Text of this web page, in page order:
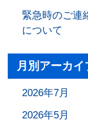
緊急時のご連
について
月別アーカイ
2026年7月
2026年5月